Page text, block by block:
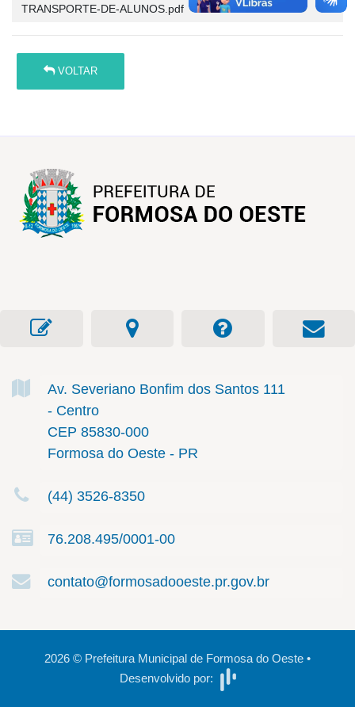
TRANSPORTE-DE-ALUNOS.pdf
VOLTAR
Av. Severiano Bonfim dos Santos 111
- Centro
CEP 85830-000
Formosa do Oeste - PR
(44) 3526-8350
76.208.495/0001-00
contato@formosadooeste.pr.gov.br
2026 © Prefeitura Municipal de Formosa do Oeste •
Desenvolvido por: